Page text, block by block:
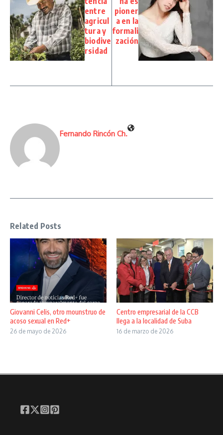
entre
agricul
tura y
biodive
rsidad
pioner
a en la
formali
zación
Fernando Rincón Ch.
Related Posts
Giovanni Celis, otro mounstruo de
acoso sexual en Red+
26 de mayo de 2026
Centro empresarial de la CCB
llega a la localidad de Suba
16 de marzo de 2026